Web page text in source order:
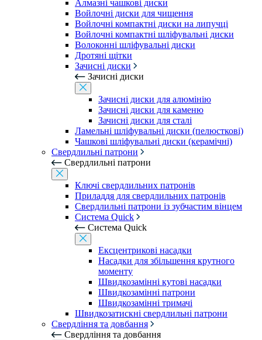
Алмазні чашкові диски
Войлочні диски для чищення
Войлочні компактні диски на липучці
Войлочні компактні шліфувальні диски
Волоконні шліфувальні диски
Дротяні щітки
Зачисні диски
Зачисні диски
Зачисні диски для алюмінію
Зачисні диски для каменю
Зачисні диски для сталі
Ламельні шліфувальні диски (пелюсткові)
Чашкові шліфувальні диски (керамічні)
Свердлильні патрони
Свердлильні патрони
Ключі свердлильних патронів
Приладдя для свердлильних патронів
Свердлильні патрони із зубчастим вінцем
Система Quick
Система Quick
Ексцентрикові насадки
Насадки для збільшення крутного
моменту
Швидкозамінні кутові насадки
Швидкозамінні патрони
Швидкозамінні тримачі
Швидкозатискні свердлильні патрони
Свердління та довбання
Свердління та довбання